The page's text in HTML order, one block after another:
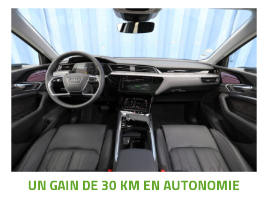
UN GAIN DE 30 KM EN AUTONOMIE